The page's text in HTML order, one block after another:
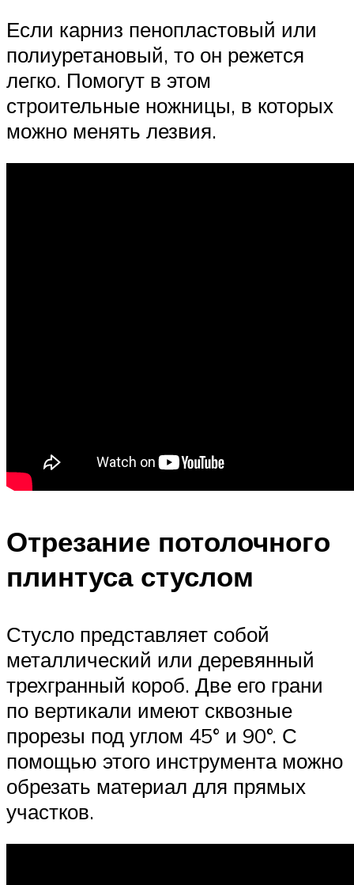
Если карниз пенопластовый или
полиуретановый, то он режется
легко. Помогут в этом
строительные ножницы, в которых
можно менять лезвия.
Отрезание потолочного
плинтуса стуслом
Стусло представляет собой
металлический или деревянный
трехгранный короб. Две его грани
по вертикали имеют сквозные
прорезы под углом 45° и 90°. С
помощью этого инструмента можно
обрезать материал для прямых
участков.